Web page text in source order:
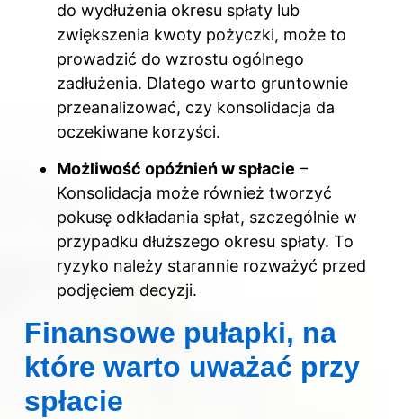
do wydłużenia okresu spłaty lub
zwiększenia kwoty pożyczki, może to
prowadzić do wzrostu ogólnego
zadłużenia. Dlatego warto gruntownie
przeanalizować, czy konsolidacja da
oczekiwane korzyści.
Możliwość opóźnień w spłacie –
Konsolidacja może również tworzyć
pokusę odkładania spłat, szczególnie w
przypadku dłuższego okresu spłaty. To
ryzyko należy starannie rozważyć przed
podjęciem decyzji.
Finansowe pułapki, na
które warto uważać przy
spłacie